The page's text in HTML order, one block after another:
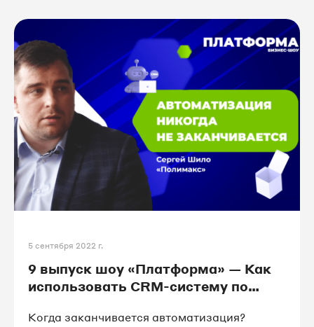
5 сентября 2022 г.
9 выпуск шоу «Платформа» — Как
использовать CRM-систему по
Когда заканчивается автоматизация?